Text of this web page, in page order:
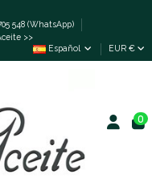
548 (WhatsApp)
>>
Español
EUR €
0